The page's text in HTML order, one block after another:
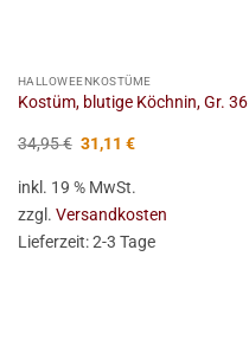
HALLOWEENKOSTÜME
Kostüm, blutige Köchnin, Gr. 36
34,95€ Ursprünglicher
Preis
34,95 €
31,11 €Aktueller
31,11 €.
inkl. 19 % MwSt.
zzgl. Versandkosten
Lieferzeit:2-3 Tage